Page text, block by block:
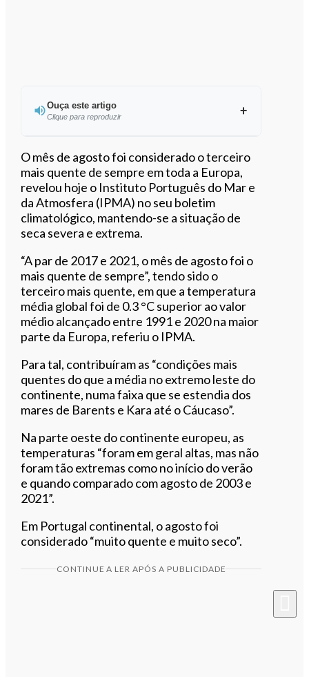
Ouça este artigo
Clique para reproduzir
Ouvir este artigo
O mês de agosto foi considerado o terceiro
mais quente de sempre em toda a Europa,
revelou hoje o Instituto Português do Mar e
da Atmosfera (IPMA) no seu boletim
climatológico, mantendo-se a situação de
seca severa e extrema.
“A par de 2017 e 2021, o mês de agosto foi o
mais quente de sempre”, tendo sido o
terceiro mais quente, em que a temperatura
média global foi de 0.3 °C superior ao valor
médio alcançado entre 1991 e 2020 na maior
parte da Europa, referiu o IPMA.
Para tal, contribuíram as “condições mais
quentes do que a média no extremo leste do
continente, numa faixa que se estendia dos
mares de Barents e Kara até o Cáucaso”.
Na parte oeste do continente europeu, as
temperaturas “foram em geral altas, mas não
foram tão extremas como no início do verão
e quando comparado com agosto de 2003 e
2021”.
Em Portugal continental, o agosto foi
considerado “muito quente e muito seco”.
CONTINUE A LER APÓS A PUBLICIDADE